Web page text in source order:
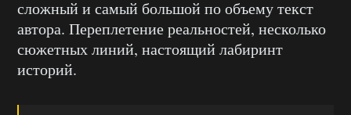
сложный и самый большой по объему текст
автора. Переплетение реальностей, несколько
сюжетных линий, настоящий лабиринт
историй.